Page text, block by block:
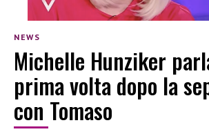
NEWS
Michelle Hunziker
prima volta dopo la
con Tomaso